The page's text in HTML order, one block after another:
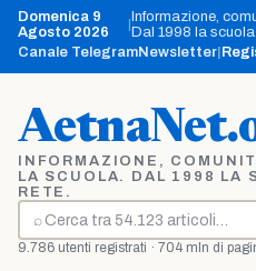
Vai
contenuto
Domenica 9
Agosto 2026
|Informazione,
Dal 1998 la
Canale TelegramNewsletter
INFORMAZIONE,
LA SCUOLA. DAL 1998 LA
RETE.
⌕
Cerca
9.786 utenti registrati · 704 mln di